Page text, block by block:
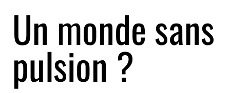
Un monde sans
pulsion ?